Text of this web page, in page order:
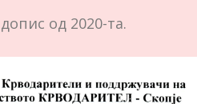
од 2020-та.